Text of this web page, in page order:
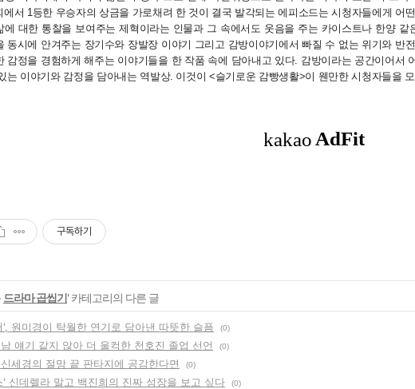
에서 1등한 우승자의 상금을 가로채려 한 것이 결국 발각되는 에피소드는 시청자들에게 어
에 대한 통찰을 보여주는 제혁이라는 인물과 그 속에서도 웃음을 주는 카이스트나 한양
동시에 안겨주는 장기수와 장발장 이야기 그리고 감방이야기에서 빠질 수 없는 위기와 반
감정을 경험하게 해주는 이야기들을 한 작품 속에 담아내고 있다. 감방이라는 공간이어서
는 이야기와 감정을 담아내는 역발상. 이것이 <슬기로운 감빵생활>이 웬만한 시청자들을
구독하기
드라마 곱씹기' 카테고리의 다른 글
', 원미경이 탁월한 연기로 담아낸 따뜻한 슬픔 (0)
얘기 같지 않아 더 울컥한 천호진 졸업 선언
(0)
세경의 절망 끝 판타지에 공감한다면
(0)
' 신데렐라 말고 백진희의 진짜 성장을 보고 싶다
(0)